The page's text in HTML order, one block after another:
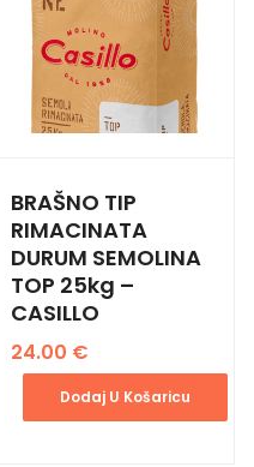
BRAŠNO TIP
RIMACINATA
DURUM SEMOLINA
TOP 25kg –
CASILLO
24.00 €
Dodaj U Košaricu